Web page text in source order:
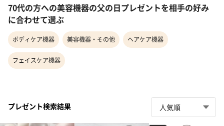
70代の方への美容機器の父の日プレゼントを相手の好み
に合わせて選ぶ
ボディケア機器 美容機器・その他 ヘアケア機器
フェイスケア機器
プレゼント検索結果